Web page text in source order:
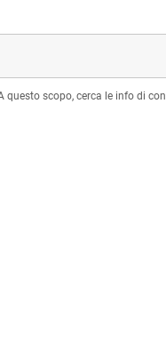
scopo, cerca le info di